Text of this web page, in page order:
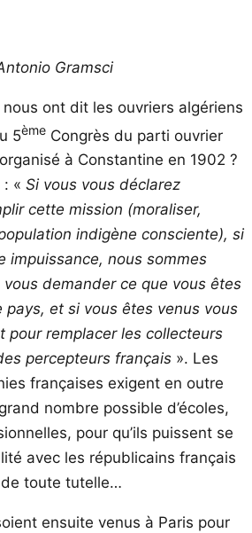
Gramsci
ont dit les ouvriers algériens
5ème Congrès du parti ouvrier
à Constantine en 1902 ?
« Si vous vous déclarez
cette mission (moraliser,
indigène consciente), si
impuissance, nous sommes
demander ce que vous êtes
pays, et si vous êtes venus vous
pour remplacer les collecteurs
percepteurs français ». Les
françaises exigent en outre
nombre possible d’écoles,
pour qu’ils puissent se
avec les républicains français
de toute tutelle…
ensuite venus à Paris pour